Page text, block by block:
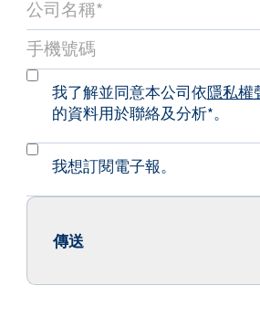
我了解並同意本公司依隱私權
的資料用於聯絡及分析*。
我想訂閱電子報。
傳送
Send